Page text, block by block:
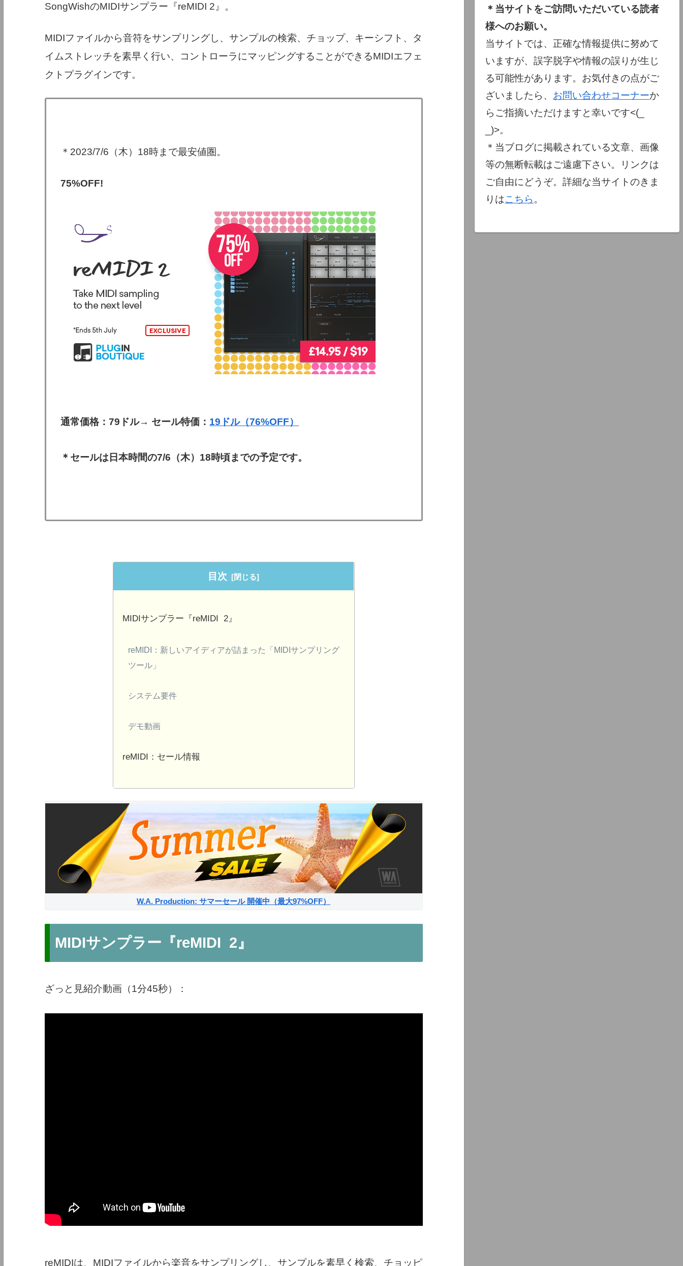
SongWishのMIDIサンプラー『reMIDI 2』。
MIDIファイルから音符をサンプリングし、サンプルの検索、チョップ、キーシフト、タ
イムストレッチを素早く行い、コントローラにマッピングすることができるMIDIエフェ
クトプラグインです。
＊2023/7/6（木）18時まで最安値圏。
75%OFF!
通常価格：79ドル→ セール特価： 19ドル（76%OFF）
＊セールは日本時間の7/6（木）18時頃までの予定です。
目次
MIDIサンプラー『reMIDI 2』
reMIDI：新しいアイディアが詰まった「MIDIサンプリング
ツール」
システム要件
デモ動画
reMIDI：セール情報
W.A. Production: サマーセール 開催中（最大97%OFF）
MIDIサンプラー『reMIDI 2』
ざっと見紹介動画（1分45秒）：
reMIDIは、MIDIファイルから楽音をサンプリングし、サンプルを素早く検索、チョッピ
＊当サイトをご訪問いただいている読者
様へのお願い。
当サイトでは、正確な情報提供に努めて
いますが、誤字脱字や情報の誤りが生じ
る可能性があります。お気付きの点がご
ざいましたら、 お問い合わせコーナーか
らご指摘いただけますと幸いです<(_
_)>。
＊当ブログに掲載されている文章、画像
等の無断転載はご遠慮下さい。リンクは
ご自由にどうぞ。詳細な当サイトのきま
りはこちら 。